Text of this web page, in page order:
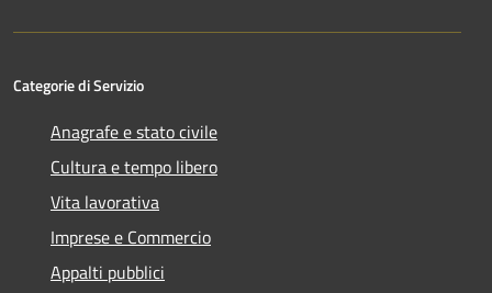
Categorie di Servizio
Anagrafe e stato civile
Cultura e tempo libero
Vita lavorativa
Imprese e Commercio
Appalti pubblici